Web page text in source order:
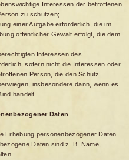
Interessen der betroffenen
zu schützen;
einer Aufgabe erforderlich, die im
öffentlicher Gewalt erfolgt, die dem
Interessen des
sofern nicht die Interessen oder
Person, die den Schutz
insbesondere dann, wenn es
handelt.
Daten
Erhebung personenbezogener Daten
Daten sind z. B. Name,